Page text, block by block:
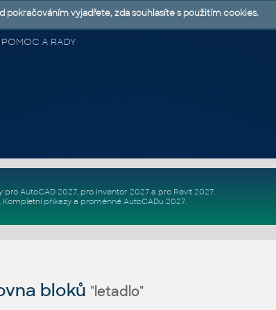
POMOC A RADY
pro AutoCAD 2027, pro Inventor 2027a pro Revit 2027.
Kompletní příkazya proměnné AutoCADu 2027.
bloků "letadlo"
pokračováním vyjadřete, zda souhlasíte s použitím cookies.